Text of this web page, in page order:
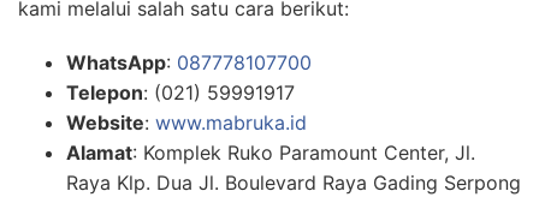
kami melalui salah satu cara berikut:
WhatsApp: 087778107700
Telepon: (021) 59991917
Website: www.mabruka.id
Alamat: Komplek Ruko Paramount Center, Jl.
Raya Klp. Dua Jl. Boulevard Raya Gading Serpong